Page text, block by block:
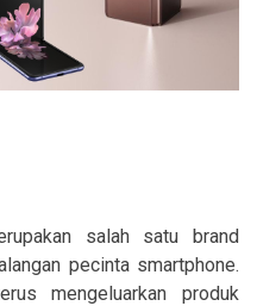
salah satu brand
pecinta smartphone.
mengeluarkan produk